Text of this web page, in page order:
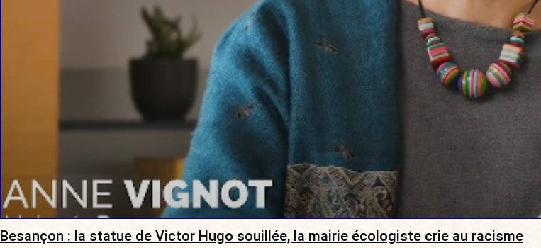
Besançon : la statue de Victor Hugo souillée, la mairie écologiste crie au racisme